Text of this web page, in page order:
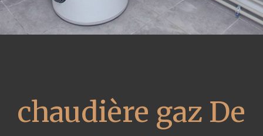
chaudière gaz De